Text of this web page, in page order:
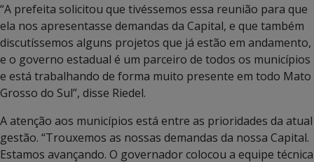
“A prefeita solicitou que tivéssemos essa reunião para que
ela nos apresentasse demandas da Capital, e que também
discutíssemos alguns projetos que já estão em andamento,
e o governo estadual é um parceiro de todos os municípios
e está trabalhando de forma muito presente em todo Mato
Grosso do Sul”, disse Riedel.
A atenção aos municípios está entre as prioridades da atual
gestão. “Trouxemos as nossas demandas da nossa Capital.
Estamos avançando. O governador colocou a equipe técnica